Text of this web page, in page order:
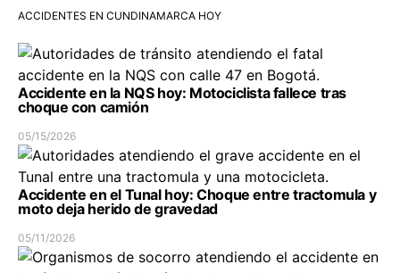
ACCIDENTES EN CUNDINAMARCA HOY
Accidente en la NQS hoy: Motociclista fallece tras
choque con camión
05/15/2026
Accidente en el Tunal hoy: Choque entre tractomula y
moto deja herido de gravedad
05/11/2026